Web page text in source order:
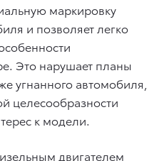
маркировку
и позволяет легко
Это нарушает планы
угнанного автомобиля,
целесообразности
к модели.
двигателем